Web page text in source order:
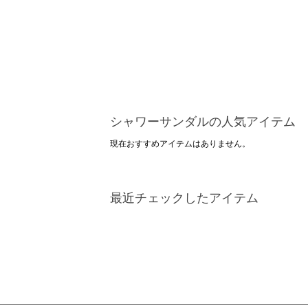
シャワーサンダルの人気アイテム
現在おすすめアイテムはありません。
最近チェックしたアイテム